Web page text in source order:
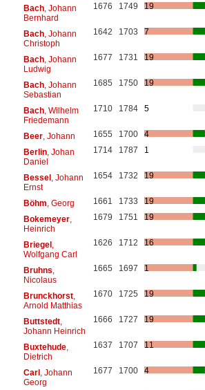
Bach, Johann
Bernhard
1676 1749 19
Bach, Johann
Christoph
1642 1703 7
Bach, Johann
Ludwig
1677 1731 19
Bach, Johann
Sebastian
1685 1750 19
Bach, Wilhelm
Friedemann
1710 1784 5
Beer, Johann 1655 1700
4
Berlin, Johan
Daniel
1714 1787 1
Bessel, Johann
Ernst
1654 1732 19
Böhm , Georg 1661 1733
19
Bokemeyer,
Heinrich
1679 1751 19
Briegel,
Wolfgang Carl
1626 1712 16
Bruhns
Nicolaus
1665 1697 1
Brunckhorst,
Arnold Matthias
1670 1725 19
Buttstedt,
Johann Heinrich
1666 1727 19
Buxtehude,
Dietrich
1637 1707 11
Carl, Johann
Georg
1677 1700 4